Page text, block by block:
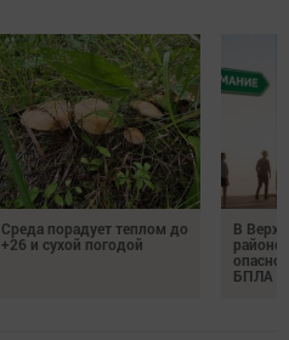
Среда порадует теплом до
+26 и сухой погодой
В
районе
БПЛА